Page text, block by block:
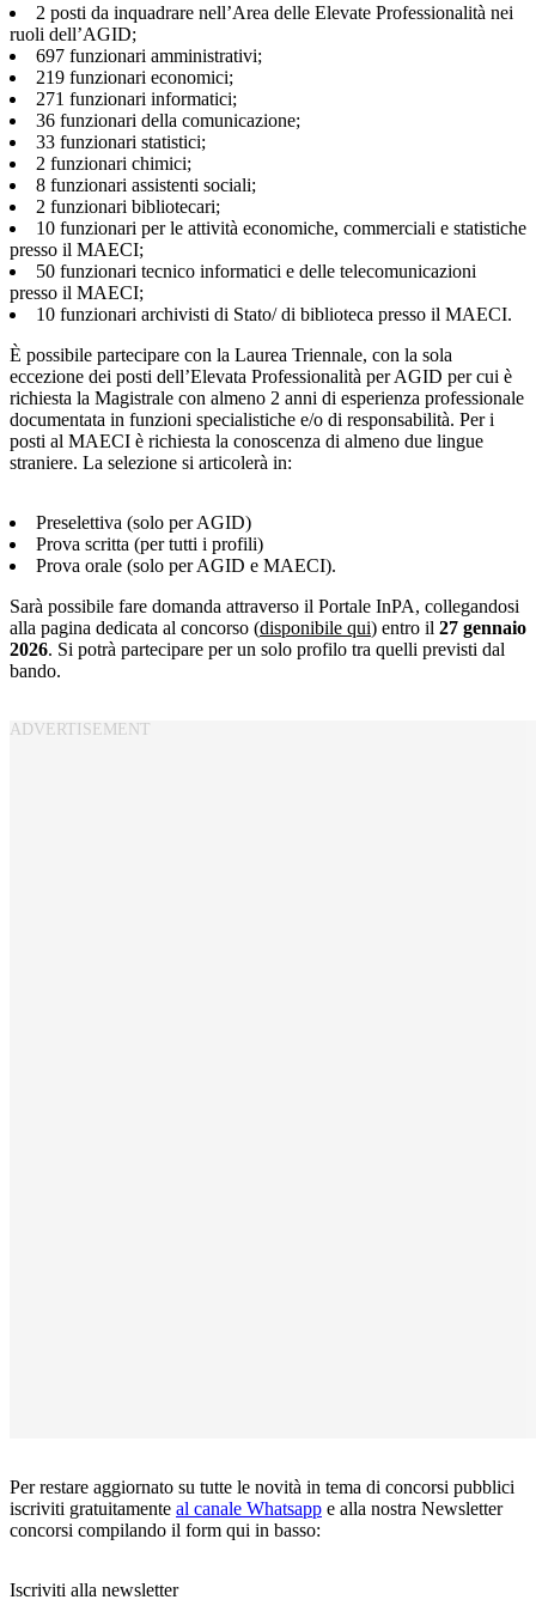
2 posti da inquadrare nell’Area delle Elevate Professionalità nei
ruoli dell’AGID;
697 funzionari amministrativi;
219 funzionari economici;
271 funzionari informatici;
36 funzionari della comunicazione;
33 funzionari statistici;
2 funzionari chimici;
8 funzionari assistenti sociali;
2 funzionari bibliotecari;
10 funzionari per le attività economiche, commerciali e statistiche
presso il MAECI;
50 funzionari tecnico informatici e delle telecomunicazioni
presso il MAECI;
10 funzionari archivisti di Stato/ di biblioteca presso il MAECI.
È possibile partecipare con la Laurea Triennale, con la sola
eccezione dei posti dell’Elevata Professionalità per AGID per cui è
richiesta la Magistrale con almeno 2 anni di esperienza professionale
documentata in funzioni specialistiche e/o di responsabilità. Per i
posti al MAECI è richiesta la conoscenza di almeno due lingue
straniere. La selezione si articolerà in:
Preselettiva (solo per AGID)
Prova scritta (per tutti i profili)
Prova orale (solo per AGID e MAECI).
Sarà possibile fare domanda attraverso il Portale InPA, collegandosi
alla pagina dedicata al concorso (disponibile qui) entro il 27 gennaio
2026. Si potrà partecipare per un solo profilo tra quelli previsti dal
bando.
Per restare aggiornato su tutte le novità in tema di concorsi pubblici
iscriviti gratuitamente al canale Whatsapp e alla nostra Newsletter
concorsi compilando il form qui in basso:
Iscriviti alla newsletter